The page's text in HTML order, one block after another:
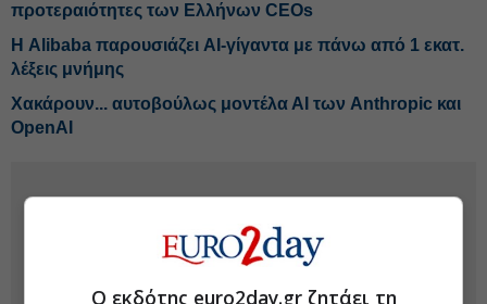
προτεραιότητες των Ελλήνων CEOs
Η Alibaba παρουσιάζει AI-γίγαντα με πάνω από 1 εκατ.
λέξεις μνήμης
Χακάρουν... αυτοβούλως μοντέλα ΑΙ των Anthropic και
OpenAI
Ο εκδότης euro2day.gr ζητάει τη